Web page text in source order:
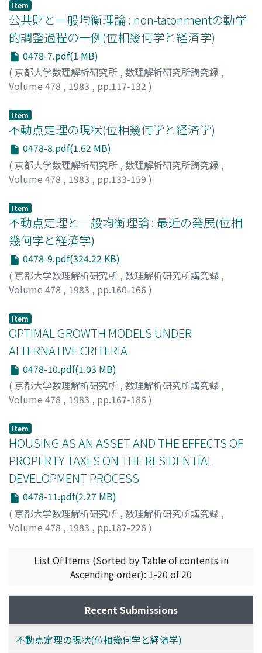
Item
公共財と一般均衡理論 : non-tatonmentの動学
的調整過程の一例(位相幾何学と経済学)
0478-7.pdf(1 MB)
( 京都大学数理解析研究所 , 数理解析研究所講究録 ,
Volume 478 , 1983 , pp.117-132 )
Item
不動点定理の現状(位相幾何学と経済学)
0478-8.pdf(1.62 MB)
( 京都大学数理解析研究所 , 数理解析研究所講究録 ,
Volume 478 , 1983 , pp.133-159 )
Item
不動点定理と一般均衡理論 : 最近の発展(位相
幾何学と経済学)
0478-9.pdf(324.22 KB)
( 京都大学数理解析研究所 , 数理解析研究所講究録 ,
Volume 478 , 1983 , pp.160-166 )
Item
OPTIMAL GROWTH MODELS UNDER
ALTERNATIVE CRITERIA
0478-10.pdf(1.03 MB)
( 京都大学数理解析研究所 , 数理解析研究所講究録 ,
Volume 478 , 1983 , pp.167-186 )
Item
HOUSING AS AN ASSET AND THE EFFECTS OF
PROPERTY TAXES ON THE RESIDENTIAL
DEVELOPMENT PROCESS
0478-11.pdf(2.27 MB)
( 京都大学数理解析研究所 , 数理解析研究所講究録 ,
Volume 478 , 1983 , pp.187-226 )
List Of Items (Sorted by Table of contents in
Ascending order): 1-20 of 20
Recent Submissions
不動点定理の現状(位相幾何学と経済学)